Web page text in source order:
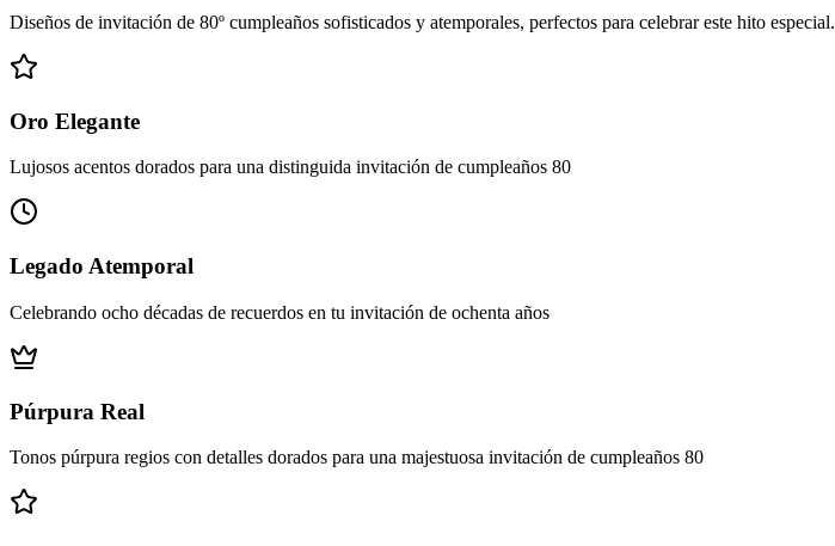
Diseños de invitación de 80º cumpleaños sofisticados y atemporales, perfectos para celebrar este hito especial.
Oro Elegante
Lujosos acentos dorados para una distinguida invitación de cumpleaños 80
Legado Atemporal
Celebrando ocho décadas de recuerdos en tu invitación de ochenta años
Púrpura Real
Tonos púrpura regios con detalles dorados para una majestuosa invitación de cumpleaños 80